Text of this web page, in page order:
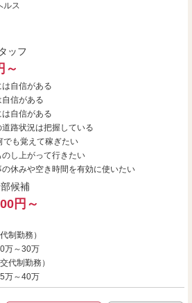
ルス
ッフ
～
自信がある
信がある
自信がある
路状況は把握している
も覚えて稼ぎたい
し上がって行きたい
休みや空き時間を有効に使いたい
部候補
円～
制勤務）
万～30万
代制勤務）
万～40万